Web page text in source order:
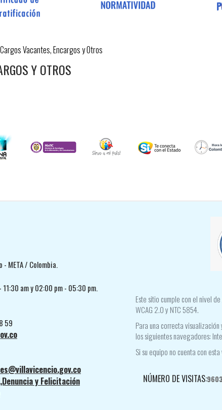
Vacantes, Encargos y Otros
Y OTROS
META / Colombia.
am y 02:00 pm - 05:30 pm.
59
y Felicitación
Este sitio cumple con el nivel
WCAG 2.0 y NTC 5854.
Para una correcta
los siguientes navegadores:
Si su equipo no cuenta con
NÚMERO DE VISITAS: